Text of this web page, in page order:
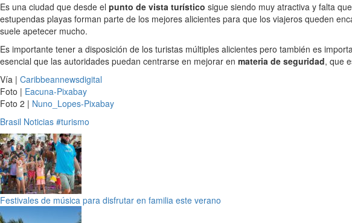
Es una ciudad que desde el punto de vista turístico sigue siendo muy atractiva y falta
estupendas playas forman parte de los mejores alicientes para que los viajeros queden
suele apetecer mucho.
Es importante tener a disposición de los turistas múltiples alicientes pero también es
esencial que las autoridades puedan centrarse en mejorar en materia de seguridad, que
Vía | Caribbeannewsdigital
Foto | Eacuna-Pixabay
Foto 2 | Nuno_Lopes-Pixabay
Brasil Noticias #turismo
Festivales de música para disfrutar en familia este verano